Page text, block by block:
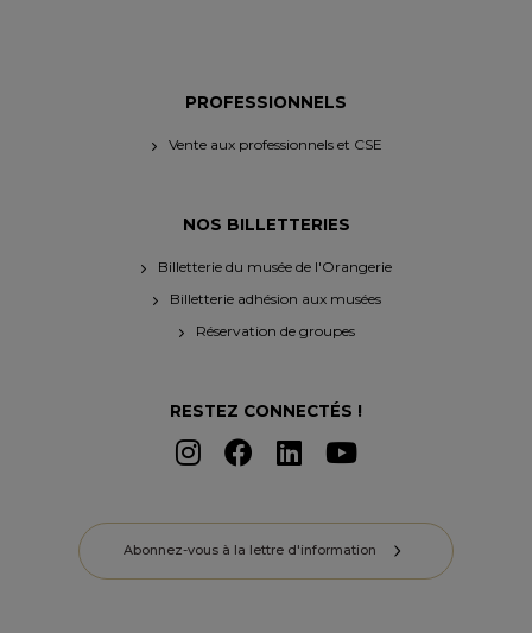
PROFESSIONNELS
Vente aux professionnels et CSE
NOS BILLETTERIES
Billetterie du musée de l'Orangerie
Billetterie adhésion aux musées
Réservation de groupes
RESTEZ CONNECTÉS !
Abonnez-vous à la lettre d'information